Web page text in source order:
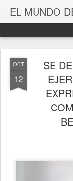
EL MUNDO
OCT
12
SE